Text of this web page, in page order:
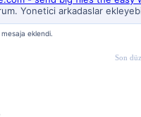
Yonetici arkadaslar
eklendi.
Son